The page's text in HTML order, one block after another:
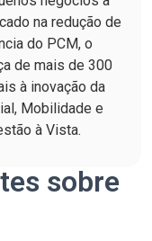
na redução de
do PCM, o
de mais de 300
à inovação da
Mobilidade e
à Vista.
sobre